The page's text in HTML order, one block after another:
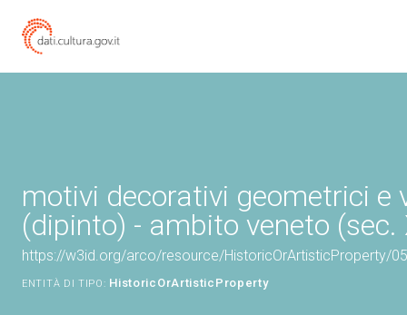
motivi decorativi geometrici e
(dipinto) - ambito veneto (sec.
https://w3id.org/arco/resource/HistoricOrArtisticProperty/
ENTITÀ DI TIPO: HistoricOrArtisticProperty